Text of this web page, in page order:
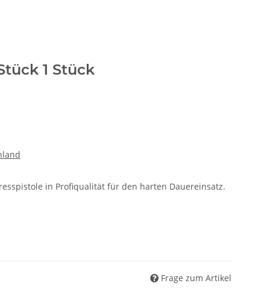
1 Stück
in Profiqualität für den harten Dauereinsatz.
Frage zum Artikel